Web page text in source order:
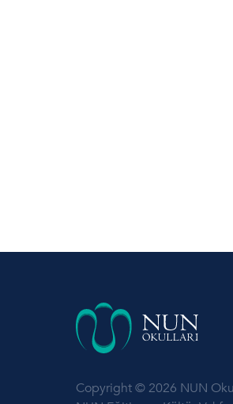
Copyright © 2026 NUN